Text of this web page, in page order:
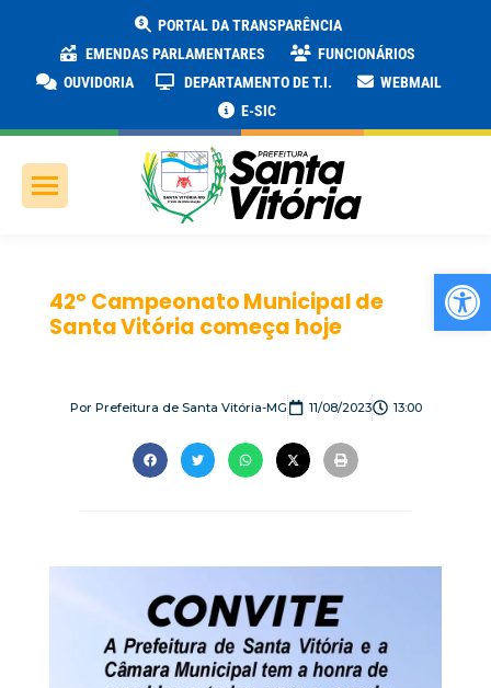
PORTAL DA TRANSPARÊNCIA
EMENDAS PARLAMENTARES
FUNCIONÁRIOS
OUVIDORIA
DEPARTAMENTO DE T.I.
WEBMAIL
E-SIC
42º Campeonato Municipal de
Santa Vitória começa hoje
PorPrefeitura de Santa Vitória-MG 11/08/2023 13:00